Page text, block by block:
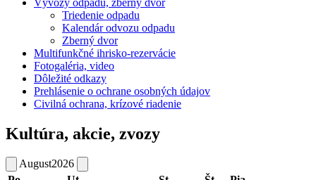
Triedenie odpadu
Kalendár odvozu odpadu
Zberný dvor
Multifunkčné ihrisko-rezervácie
Fotogaléria, video
Dôležité odkazy
Prehlásenie o ochrane osobných údajov
Civilná ochrana, krízové riadenie
Kultúra, akcie, zvozy
August2026